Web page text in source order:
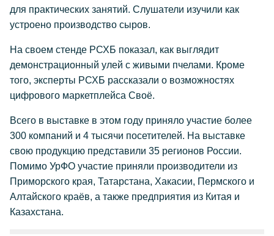
для практических занятий. Слушатели изучили как
устроено производство сыров.
На своем стенде РСХБ показал, как выглядит
демонстрационный улей с живыми пчелами. Кроме
того, эксперты РСХБ рассказали о возможностях
цифрового маркетплейса Своё.
Всего в выставке в этом году приняло участие более
300 компаний и 4 тысячи посетителей. На выставке
свою продукцию представили 35 регионов России.
Помимо УрФО участие приняли производители из
Приморского края, Татарстана, Хакасии, Пермского и
Алтайского краёв, а также предприятия из Китая и
Казахстана.